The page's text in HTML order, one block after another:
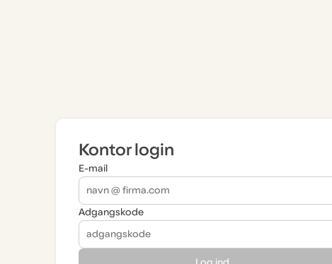
Kontor login
E-mail
Adgangskode